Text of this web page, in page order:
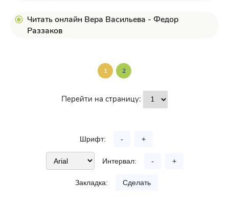
Читать онлайн Вера Васильева - Федор
Раззаков
1 2
Перейти на страницу:
Шрифт: - +
Интервал: - +
Закладка: Сделать